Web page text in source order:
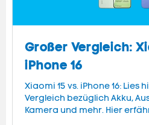
Großer Vergleich:
iPhone 16
Xiaomi 15 vs. iPhone 16: Lies
Vergleich bezüglich Akku,
Kamera und mehr. Hier